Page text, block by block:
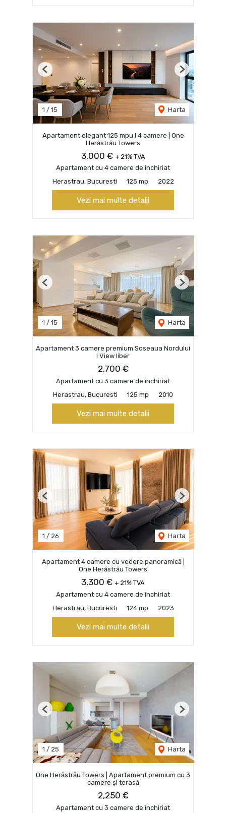
1 / 15 Harta
Previous Next
Apartament elegant 125 mpu I 4 camere | One
Herăstrău Towers
3,000 € + 21% TVA
Apartament cu 4 camere de închiriat
Herastrau, Bucuresti
125 mp 2022
Vezi mai multe detalii
1 / 15 Harta
Previous Next
Apartament 3 camere premium Soseaua Nordului
I View liber
2,700 €
Apartament cu 3 camere de închiriat
Herastrau, Bucuresti
125 mp 2010
Vezi mai multe detalii
1 / 26 Harta
Previous Next
Apartament 4 camere cu vedere panoramică |
One Herăstrău Towers
3,300 € + 21% TVA
Apartament cu 4 camere de închiriat
Herastrau, Bucuresti
124 mp 2023
Vezi mai multe detalii
1 / 25 Harta
Previous Next
One Herăstrău Towers | Apartament premium cu 3
camere și terasă
2,250 €
Apartament cu 3 camere de închiriat